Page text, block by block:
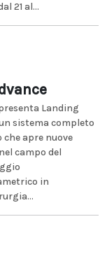
21 al...
Landing
sistema completo
apre nuove
campo del
in